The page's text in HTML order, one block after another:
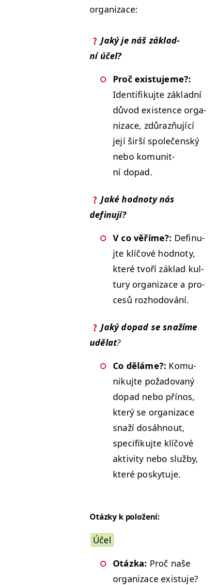
organizace:
Jaký je náš zák­lad­
ní účel?
Proč exis­tu­jeme?:
Iden­ti­fiku­jte zák­lad­ní
důvod exis­tence orga­
ni­zace, zdůrazňu­jící
její širší společen­ský
nebo komu­nit­
ní dopad.
Jaké hod­no­ty nás
definují?
V co věříme?: Defin­u­
jte klíčové hod­no­ty,
které tvoří zák­lad kul­
tu­ry orga­ni­zace a pro­
cesů rozhodování.
Jaký dopad se snažíme
udělat?
Co děláme?: Komu­
niku­jte požadovaný
dopad nebo přínos,
který se orga­ni­zace
snaží dosáh­nout,
speci­fiku­jte klíčové
aktiv­i­ty nebo služ­by,
které poskytuje.
Otázky k položení:
Účel
Otáz­ka: Proč naše
orga­ni­zace existuje?